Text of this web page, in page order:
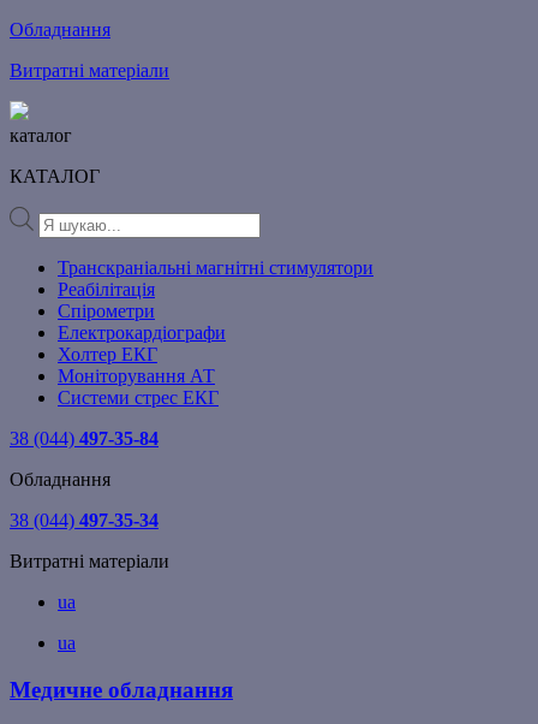
Обладнання
Витратні матеріали
каталог
КАТАЛОГ
Products
search
Транскраніальні магнітні стимулятори
Реабілітація
Спірометри
Електрокардіографи
Холтер ЕКГ
Моніторування АТ
Системи стрес ЕКГ
38 (044) 497-35-84
Обладнання
38 (044) 497-35-34
Витратні матеріали
ua
ua
Медичне обладнання